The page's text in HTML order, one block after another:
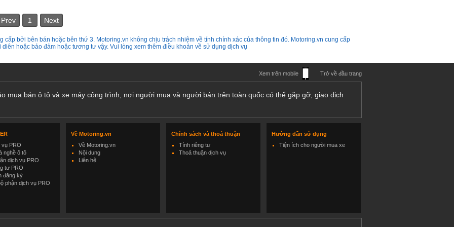
Prev 1 Next
cấp bởi bên bán hoặc bên thứ 3. Motoring.vn không chịu trách nhiệm về tính chính xác của thông tin đó. Motoring.vn cung cấp
hoặc bảo đảm hoặc tương tư vậy. Vui lòng xem thêm điều khoản về sử dụng dịch vụ
Xem trên mobile Trở về đầu trang
mua bán ô tô và xe máy công trình, nơi người mua và người bán trên toàn quốc có thể gặp gỡ, giao dịch
vụ PRO
nghề ô tô
dịch vụ PRO
tư PRO
đăng ký
phận dịch vụ PRO
Về Motoring.vn
Về Motoring.vn
Nội dung
Liên hệ
Chính sách và thoả thuận
Tính riêng tư
Thoả thuận dịch vụ
Hướng dẫn sử dụng
Tiện ích cho người mua xe